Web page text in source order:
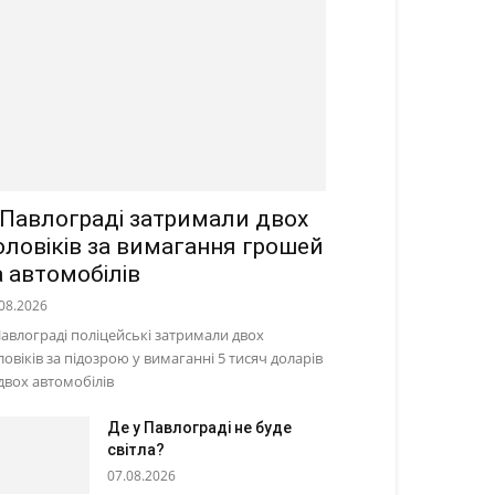
затримали двох
за вимагання грошей
автомобілів
поліцейські затримали двох
за підозрою у вимаганні 5 тисяч доларів
автомобілів
Де у Павлограді не буде
світла?
07.08.2026